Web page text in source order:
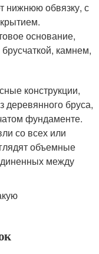
нижнюю обвязку, с
основание,
камнем,
конструкции,
деревянного бруса,
фундаменте.
со всех или
объемные
между